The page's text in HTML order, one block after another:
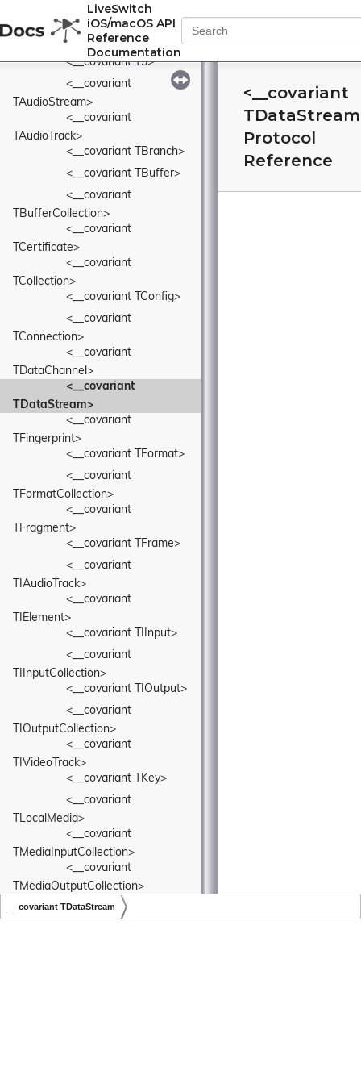
LiveSwitch
iOS/macOS API
Reference
Documentation
<__covariant T1>
<__covariant T2>
<__covariant T3>
<__covariant
TAudioStream>
<__covariant
TAudioTrack>
<__covariant TBranch>
<__covariant TBuffer>
<__covariant
TBufferCollection>
<__covariant
TCertificate>
<__covariant
TCollection>
<__covariant TConfig>
<__covariant
TConnection>
<__covariant
TDataChannel>
<__covariant
TDataStream>
<__covariant
TFingerprint>
<__covariant TFormat>
<__covariant
TFormatCollection>
<__covariant
TFragment>
<__covariant TFrame>
<__covariant
TIAudioTrack>
<__covariant
TIElement>
<__covariant TIInput>
<__covariant
TIInputCollection>
<__covariant TIOutput>
<__covariant
TIOutputCollection>
<__covariant
TIVideoTrack>
<__covariant TKey>
<__covariant
TLocalMedia>
<__covariant
TMediaInputCollection>
<__covariant
TMediaOutputCollection>
<__covariant TPipe>
<__covariant
Protocol
Reference
__covariant TDataStream